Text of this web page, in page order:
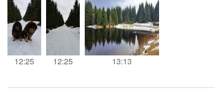
12:25 12:25 13:13